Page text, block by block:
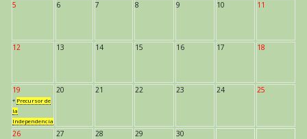
5 6 7 8 9 10 11
12 13 14 15 16 17 18
19
* Precursor de
la
Independencia
20 21 22 23 24 25
26 27 28 29 30